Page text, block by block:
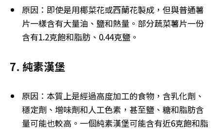
原因：即使是用椰菜花或西蘭花製成，但與普通薯
片一樣含有大量油、鹽和熱量。部分蔬菜薯片一份
含有1.2克飽和脂肪、0.44克鹽。
7. 純素漢堡
原因：本質上是經過高度加工的食物，含乳化劑、
穩定劑、增味劑和人工色素，甚至鹽、糖和脂肪含
量可能也較高。一個純素漢堡可能含有近6克飽和脂